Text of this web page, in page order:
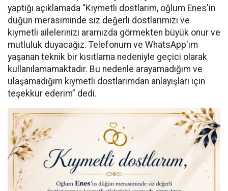
yaptığı açıklamada “Kıymetli dostlarım, oğlum Enes'in
düğün merasiminde siz değerli dostlarımızı ve
kıymetli ailelerinizi aramızda görmekten büyük onur ve
mutluluk duyacağız. Telefonum ve WhatsApp'ım
yaşanan teknik bir kısıtlama nedeniyle geçici olarak
kullanılamamaktadır. Bu nedenle arayamadığım ve
ulaşamadığım kıymetli dostlarımdan anlayışları için
teşekkür ederim” dedi.